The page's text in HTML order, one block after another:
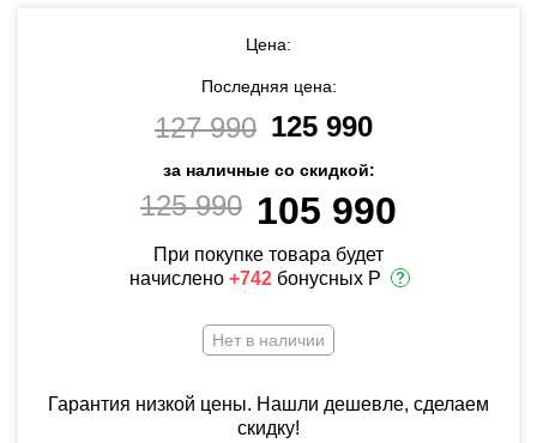
Цена:
Последняя цена:
127 990 125 990
за наличные со скидкой:
125 990 105 990
При покупке товара будет
начислено +742 бонусных Р
Нет в наличии
Гарантия низкой цены. Нашли дешевле, сделаем
скидку!